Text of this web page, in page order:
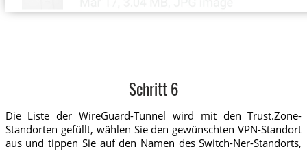
Schritt 6
Die Liste der WireGuard-Tunnel wird mit den Trust.Zone-
Standorten gefüllt, wählen Sie den gewünschten VPN-Standort
aus und tippen Sie auf den Namen des Switch-Ner-Standorts,